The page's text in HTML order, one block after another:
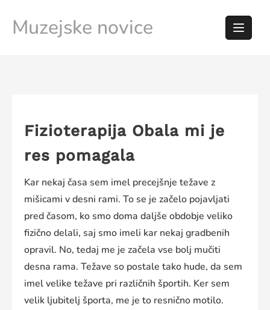
content
Muzejske novice
Fizioterapija Obala mi je
res pomagala
Kar nekaj časa sem imel precejšnje težave z
mišicami v desni rami. To se je začelo pojavljati
pred časom, ko smo doma daljše obdobje veliko
fizično delali, saj smo imeli kar nekaj gradbenih
opravil. No, tedaj me je začela vse bolj mučiti
desna rama. Težave so postale tako hude, da sem
imel velike težave pri različnih športih. Ker sem
velik ljubitelj športa, me je to resnično motilo.